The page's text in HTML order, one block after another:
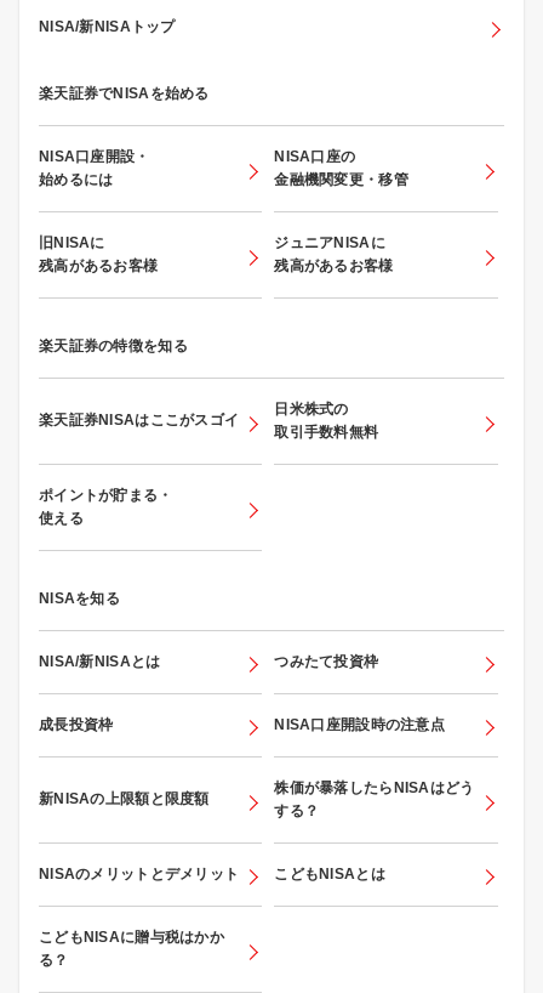
NISA/新NISAトップ
楽天証券でNISAを始める
NISA口座開設・
始めるには
NISA口座の
金融機関変更・移管
旧NISAに
残高があるお客様
ジュニアNISAに
残高があるお客様
楽天証券の特徴を知る
楽天証券NISAはここがスゴイ
日米株式の
取引手数料無料
ポイントが貯まる・
使える
NISAを知る
NISA/新NISAとは つみたて投資枠
成長投資枠 NISA口座開設時の注意点
新NISAの上限額と限度額
株価が暴落したらNISAはどう
する？
NISAのメリットとデメリット こどもNISAとは
こどもNISAに贈与税はかか
る？